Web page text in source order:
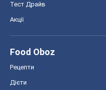
Тест Драйв
Акції
Food Oboz
Рецепти
Дієти